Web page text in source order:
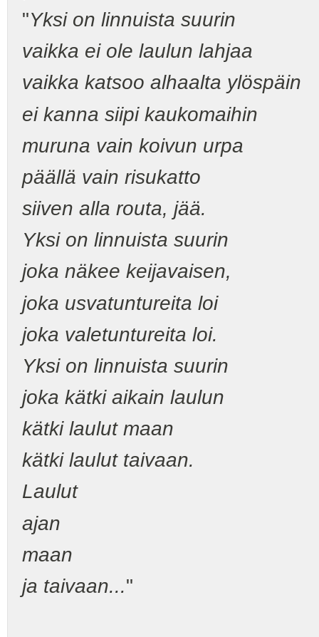
"Yksi on linnuista suurin
vaikka ei ole laulun lahjaa
vaikka katsoo alhaalta ylöspäin
ei kanna siipi kaukomaihin
muruna vain koivun urpa
päällä vain risukatto
siiven alla routa, jää.
Yksi on linnuista suurin
joka näkee keijavaisen,
joka usvatuntureita loi
joka valetuntureita loi.
Yksi on linnuista suurin
joka kätki aikain laulun
kätki laulut maan
kätki laulut taivaan.
Laulut
ajan
maan
ja taivaan..."